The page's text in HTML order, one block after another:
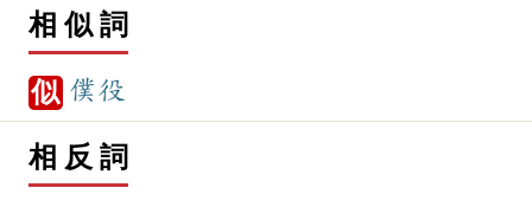
相 似 詞
似 僕役
相 反 詞